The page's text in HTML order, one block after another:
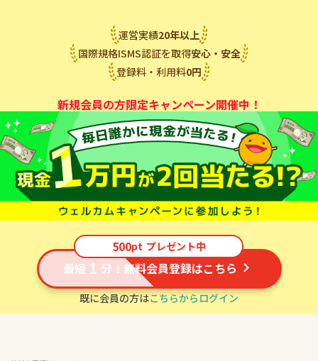
運営実績20年以上
国際規格ISMS認証を取得安心・安全
登録料・利用料0円
新規会員の方限定キャンペーン開催中！
500pt プレゼント中
最短 1 分！無料会員登録はこちら
既に会員の方はこちらからログイン